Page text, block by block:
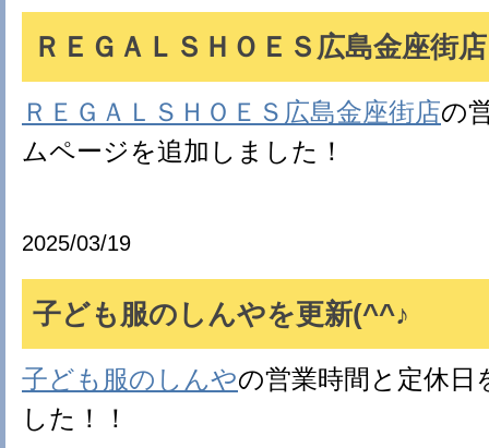
ＲＥＧＡＬＳＨＯＥＳ広島金座街
ＲＥＧＡＬＳＨＯＥＳ広島金座街店の
ムページを追加しました！
2025/03/19
子ども服のしんやを更新(^^♪
子ども服のしんやの営業時間と定休日
した！！